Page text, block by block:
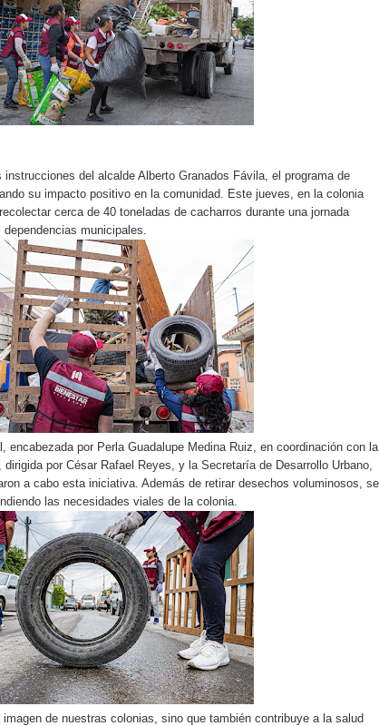
del alcalde Alberto Granados Fávila, el programa de
su impacto positivo en la comunidad. Este jueves, en la colonia
cerca de 40 toneladas de cacharros durante una jornada
municipales.
encabezada por Perla Guadalupe Medina Ruiz, en coordinación con la
por César Rafael Reyes, y la Secretaría de Desarrollo Urbano,
a cabo esta iniciativa. Además de retirar desechos voluminosos, se
las necesidades viales de la colonia.
de nuestras colonias, sino que también contribuye a la salud